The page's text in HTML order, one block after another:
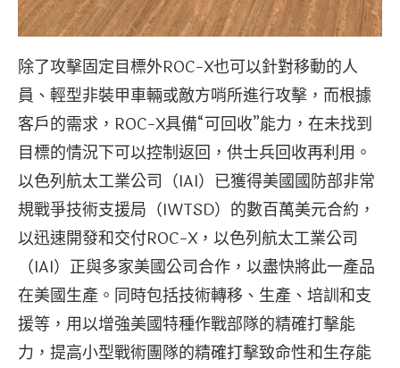
除了攻擊固定目標外ROC-X也可以針對移動的人
員、輕型非裝甲車輛或敵方哨所進行攻擊，而根據
客戶的需求，ROC-X具備“可回收”能力，在未找到
目標的情況下可以控制返回，供士兵回收再利用。
以色列航太工業公司（IAI）已獲得美國國防部非常
規戰爭技術支援局（IWTSD）的數百萬美元合約，
以迅速開發和交付ROC-X，以色列航太工業公司
（IAI）正與多家美國公司合作，以盡快將此一產品
在美國生產。同時包括技術轉移、生產、培訓和支
援等，用以增強美國特種作戰部隊的精確打擊能
力，提高小型戰術團隊的精確打擊致命性和生存能